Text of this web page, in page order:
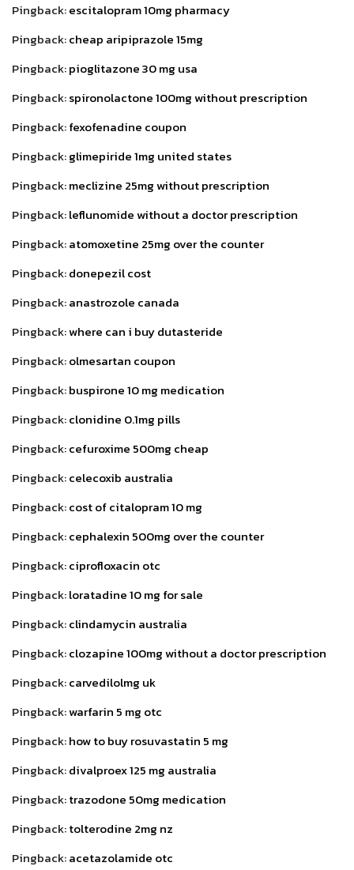
Pingback:escitalopram 10mg pharmacy
Pingback:cheap aripiprazole 15mg
Pingback:pioglitazone 30 mg usa
Pingback:spironolactone 100mg without prescription
Pingback:fexofenadine coupon
Pingback:glimepiride 1mg united states
Pingback:meclizine 25mg without prescription
Pingback:leflunomide without a doctor prescription
Pingback:atomoxetine 25mg over the counter
Pingback:donepezil cost
Pingback:anastrozole canada
Pingback:where can i buy dutasteride
Pingback:olmesartan coupon
Pingback:buspirone 10 mg medication
Pingback:clonidine 0.1mg pills
Pingback:cefuroxime 500mg cheap
Pingback:celecoxib australia
Pingback:cost of citalopram 10 mg
Pingback:cephalexin 500mg over the counter
Pingback:ciprofloxacin otc
Pingback:loratadine 10 mg for sale
Pingback:clindamycin australia
Pingback:clozapine 100mg without a doctor prescription
Pingback:carvedilolmg uk
Pingback:warfarin 5 mg otc
Pingback:how to buy rosuvastatin 5 mg
Pingback:divalproex 125 mg australia
Pingback:trazodone 50mg medication
Pingback:tolterodine 2mg nz
Pingback:acetazolamide otc